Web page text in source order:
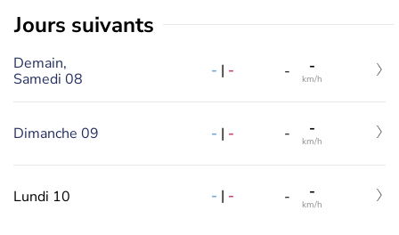
jours suivants
Demain,
Samedi 08
- | - - -
km/h
Dimanche 09 - | - - -
km/h
Lundi 10 - | - - -
km/h